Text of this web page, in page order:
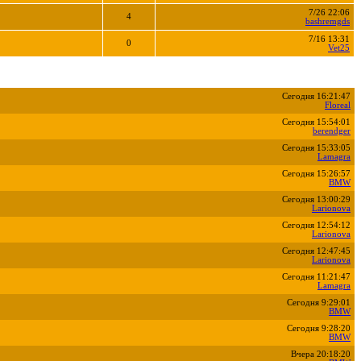
4
7/26 22:06
bashremgds
0
7/16 13:31
Vet25
Сегодня 16:21:47
Floreal
Сегодня 15:54:01
berendger
Сегодня 15:33:05
Lamagra
Сегодня 15:26:57
BMW
Сегодня 13:00:29
Larionova
Сегодня 12:54:12
Larionova
Сегодня 12:47:45
Larionova
Сегодня 11:21:47
Lamagra
Сегодня 9:29:01
BMW
Сегодня 9:28:20
BMW
Вчера 20:18:20